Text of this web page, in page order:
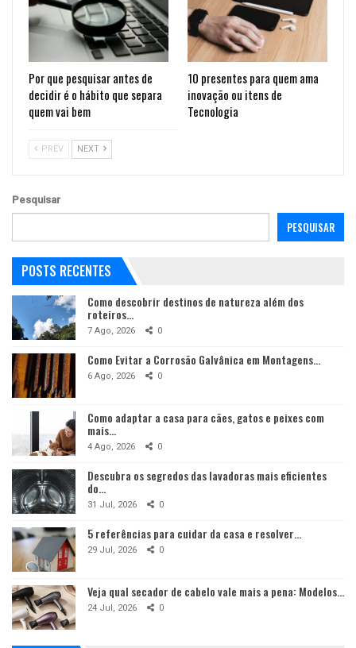
Por que pesquisar antes de
decidir é o hábito que separa
quem vai bem
10 presentes para quem ama
inovação ou itens de
Tecnologia
PREV NEXT
Pesquisar
PESQUISAR
POSTS RECENTES
Como descobrir destinos de natureza além dos
roteiros…
7 Ago, 2026 0
Como Evitar a Corrosão Galvânica em Montagens…
6 Ago, 2026 0
Como adaptar a casa para cães, gatos e peixes com
mais…
4 Ago, 2026 0
Descubra os segredos das lavadoras mais eficientes
do…
31 Jul, 2026 0
5 referências para cuidar da casa e resolver…
29 Jul, 2026 0
Veja qual secador de cabelo vale mais a pena: Modelos…
24 Jul, 2026 0